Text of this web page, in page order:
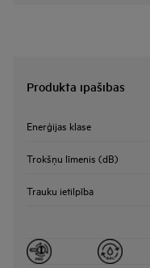
Produkta īpašības
Enerģijas klase
Trokšņu līmenis (dB)
Trauku ietilpība